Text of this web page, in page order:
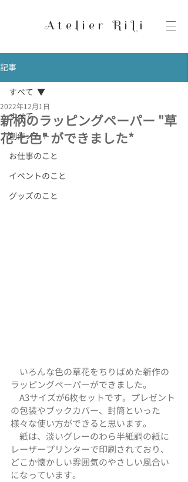
Atelier RiLi
記事
すべて
創作ノート
お仕事のこと
イベントのこと
グッズのこと
すべて
新柄のラッピングペーパー "草
花 七色" ができました*
2022年12月1日
いろんな色の草花をちりばめた新作の
ラッピングペーパーができました。
A3サイズが6枚セットです。プレゼント
の包装やブックカバー、封筒といった
様々な使い方ができると思います。
紙は、淡いグレーのわら半紙調の紙に
レーザープリンターで印刷されており、
どこか懐かしい雰囲気のやさしい風合い
になっています。